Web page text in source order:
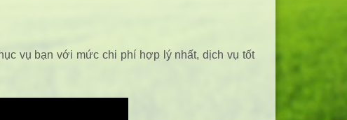
vụ bạn với mức chi phí hợp lý nhất, dịch vụ tốt